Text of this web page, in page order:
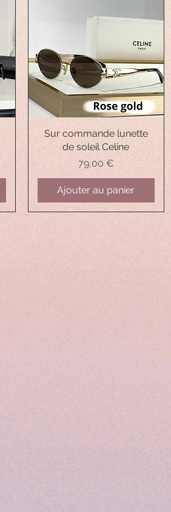
Aperçu rapide
Sur commande lunette
de soleil Celine
Prix
79,00 €
Ajouter au panier